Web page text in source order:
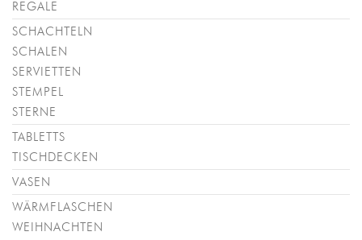
REGALE
SCHACHTELN
SCHALEN
SERVIETTEN
STEMPEL
STERNE
TABLETTS
TISCHDECKEN
VASEN
WÄRMFLASCHEN
WEIHNACHTEN